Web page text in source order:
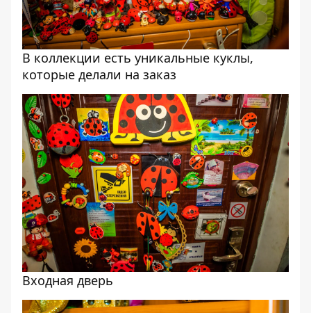
В коллекции есть уникальные куклы,
которые делали на заказ
Входная дверь